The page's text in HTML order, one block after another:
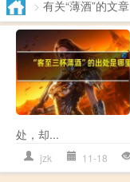
> 有关“薄酒”的文章
处，却...
jzk 11-18